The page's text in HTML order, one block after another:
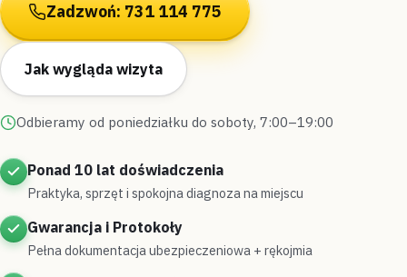
Zadzwoń: 731 114 775
Jak wygląda wizyta
Odbieramy od poniedziałku do soboty, 7:00–19:00
Ponad 10 lat doświadczenia
Praktyka, sprzęt i spokojna diagnoza na miejscu
Gwarancja i Protokoły
Pełna dokumentacja ubezpieczeniowa + rękojmia